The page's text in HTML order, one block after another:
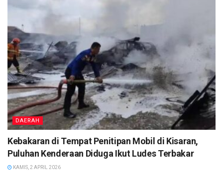
DAERAH
Kebakaran di Tempat Penitipan Mobil di Kisaran,
Puluhan Kenderaan Diduga Ikut Ludes Terbakar
KAMIS, 2 APRIL 2026